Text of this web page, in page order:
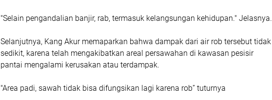
"Selain pengandalian banjir, rab, termasuk kelangsungan kehidupan." Jelasnya.
Selanjutnya, Kang Akur memaparkan bahwa dampak dari air rob tersebut tidak
sedikit, karena telah mengakibatkan areal persawahan di kawasan pesisir
pantai mengalami kerusakan atau terdampak.
"Area padi, sawah tidak bisa difungsikan lagi karena rob” tuturnya